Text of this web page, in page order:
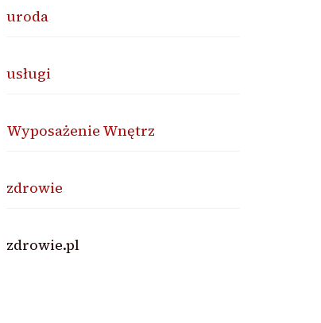
uroda
usługi
Wyposażenie Wnętrz
zdrowie
zdrowie.pl